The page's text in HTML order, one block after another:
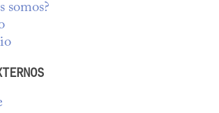
somos?